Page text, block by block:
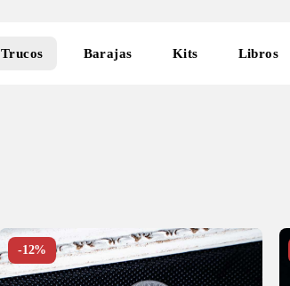
Trucos Barajas Kits Libros
-12%